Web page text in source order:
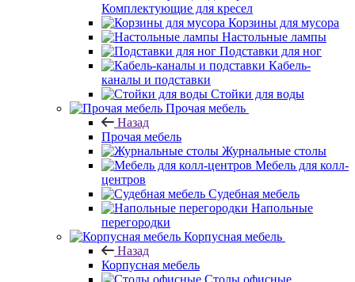
Комплектующие для кресел
Корзины для мусора
Настольные лампы
Подставки для ног
Кабель-
каналы и подставки
Стойки для воды
Прочая мебель
Назад
Прочая мебель
Журнальные столы
Мебель для колл-
центров
Судебная мебель
Напольные
перегородки
Корпусная мебель
Назад
Корпусная мебель
Столы офисные